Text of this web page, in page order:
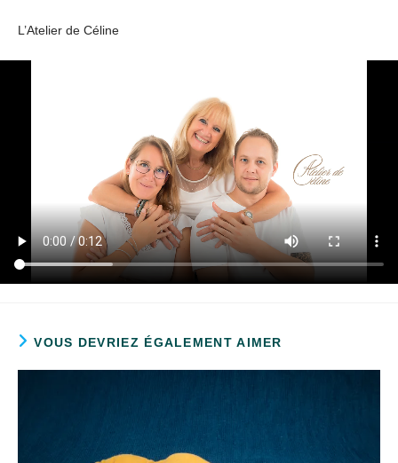
L’Atelier de Céline
VOUS DEVRIEZ ÉGALEMENT AIMER